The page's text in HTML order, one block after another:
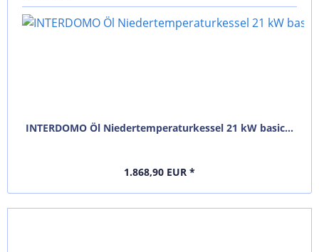
INTERDOMO Öl Niedertemperaturkessel 21 kW basic...
1.868,90 EUR *